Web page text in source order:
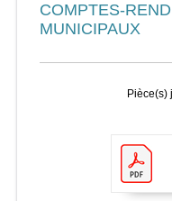
COMPTES-
MUNICIPAUX
Pièce(s)